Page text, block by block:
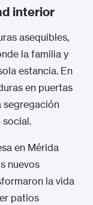
interior
asequibles,
la familia y
estancia. En
en puertas
segregación
social.
en Mérida
nuevos
la vida
patios